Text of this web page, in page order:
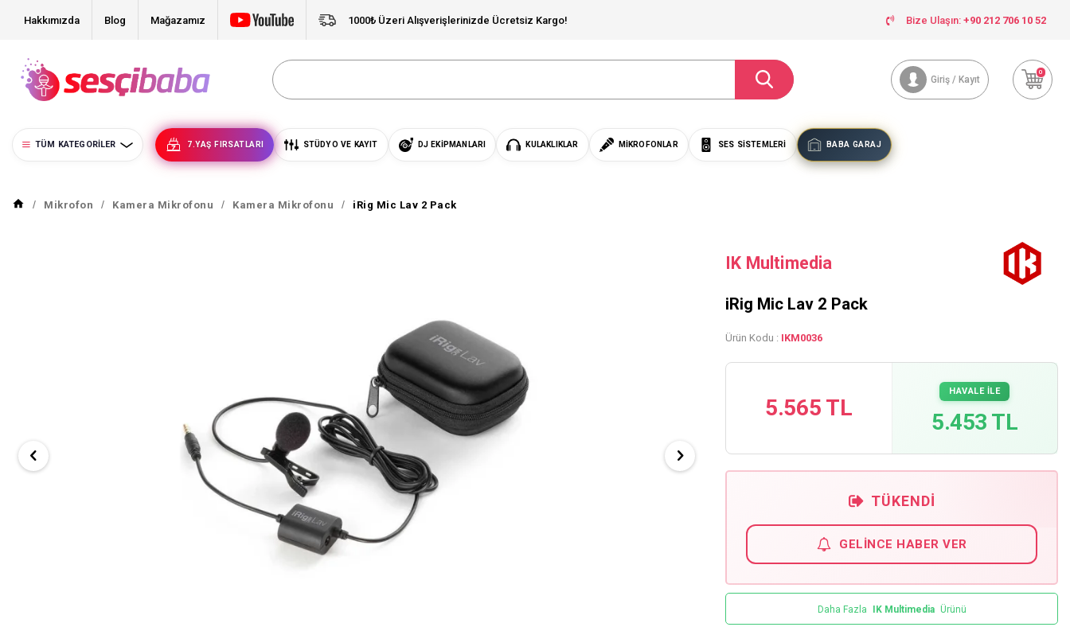
Hakkımızda Blog Mağazamız 1000₺ Üzeri Alışverişlerinizde Ücretsiz Kargo! Bize Ulaşın: +90 212 706 10 52
Giriş / Kayıt
0
TÜM KATEGORILER 7.YAŞ FIRSATLARI STÜDYO VE KAYIT DJ EKIPMANLARI KULAKLIKLAR MIKROFONLAR SES SISTEMLERI BABA GARAJ
Mikrofon Kamera Mikrofonu Kamera Mikrofonu iRig Mic Lav 2 Pack
IK Multimedia
iRig Mic Lav 2 Pack
Ürün Kodu : IKM0036
5.565 TL
HAVALE İLE
5.453 TL
TÜKENDI
GELINCE HABER VER
Daha Fazla IK Multimedia Ürünü